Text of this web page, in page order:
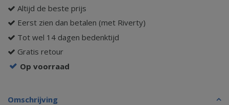
Altijd de beste prijs
Eerst zien dan betalen (met Riverty)
Tot wel 14 dagen bedenktijd
Gratis retour
Op voorraad
Omschrijving